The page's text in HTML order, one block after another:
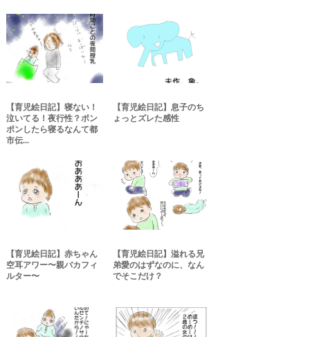
【育児絵日記】寝ない！
泣いてる！夜行性？ポン
ポンしたら寝るなんて都
市伝...
【育児絵日記】息子のち
ょっとズレた感性
【育児絵日記】赤ちゃん
空耳アワー〜親バカフィ
ルター〜
【育児絵日記】溢れる兄
弟愛のはずなのに、なん
でそこだけ？